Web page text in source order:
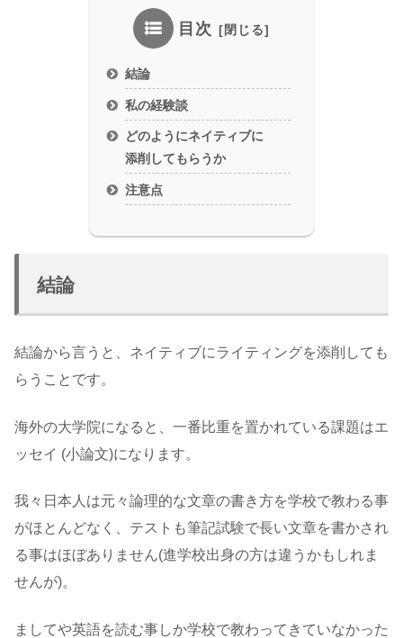
目次
結論
私の経験談
どのようにネイティブに
添削してもらうか
注意点
結論
結論から言うと、ネイティブにライティングを添削しても
らうことです。
海外の大学院になると、一番比重を置かれている課題はエ
ッセイ (小論文)になります。
我々日本人は元々論理的な文章の書き方を学校で教わる事
がほとんどなく、テストも筆記試験で長い文章を書かされ
る事はほぼありません(進学校出身の方は違うかもしれま
せんが)。
ましてや英語を読む事しか学校で教わってきていなかった